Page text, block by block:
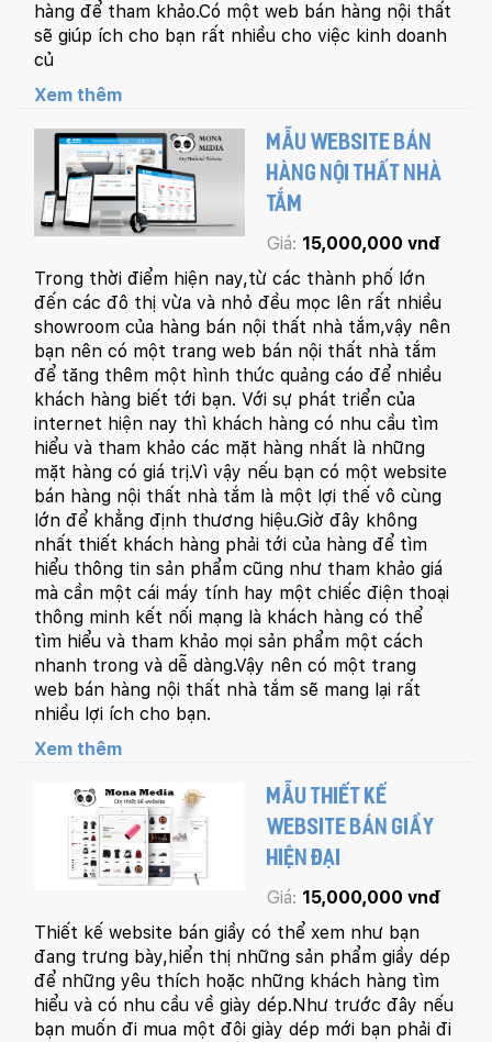
hàng để tham khảo.Có một web bán hàng nội thất
sẽ giúp ích cho bạn rất nhiều cho việc kinh doanh
củ
Xem thêm
MẪU WEBSITE BÁN
HÀNG NỘI THẤT NHÀ
TẮM
Giá: 15,000,000 vnđ
Trong thời điểm hiện nay,từ các thành phố lớn
đến các đô thị vừa và nhỏ đều mọc lên rất nhiều
showroom của hàng bán nội thất nhà tắm,vậy nên
bạn nên có một trang web bán nội thất nhà tắm
để tăng thêm một hình thức quảng cáo để nhiều
khách hàng biết tới bạn. Với sự phát triển của
internet hiện nay thì khách hàng có nhu cầu tìm
hiểu và tham khảo các mặt hàng nhất là những
mặt hàng có giá trị.Vì vậy nếu bạn có một website
bán hàng nội thất nhà tắm là một lợi thế vô cùng
lớn để khẳng định thương hiệu.Giờ đây không
nhất thiết khách hàng phải tới của hàng để tìm
hiểu thông tin sản phẩm cũng như tham khảo giá
mà cần một cái máy tính hay một chiếc điện thoại
thông minh kết nối mạng là khách hàng có thể
tìm hiểu và tham khảo mọi sản phẩm một cách
nhanh trong và dễ dàng.Vậy nên có một trang
web bán hàng nội thất nhà tắm sẽ mang lại rất
nhiều lợi ích cho bạn.
Xem thêm
MẪU THIẾT KẾ
WEBSITE BÁN GIẦY
HIỆN ĐẠI
Giá: 15,000,000 vnđ
Thiết kế website bán giầy có thể xem như bạn
đang trưng bày,hiển thị những sản phẩm giầy dép
để những yêu thích hoặc những khách hàng tìm
hiểu và có nhu cầu về giày dép.Như trước đây nếu
bạn muốn đi mua một đôi giày dép mới bạn phải đi